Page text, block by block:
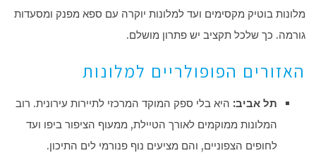
מלונות בוטיק מקסימים ועד למלונות יוקרה עם ספא מפנק ומסעדות
גורמה. כך שלכל תקציב יש פתרון מושלם.
האזורים הפופולריים למלונות
תל אביב:היא בלי ספק המוקד המרכזי לתיירות עירונית. רוב
המלונות ממוקמים לאורך הטיילת, ממעוף הציפור ביפו ועד
לחופים הצפוניים, והם מציעים נוף פנורמי לים התיכון.